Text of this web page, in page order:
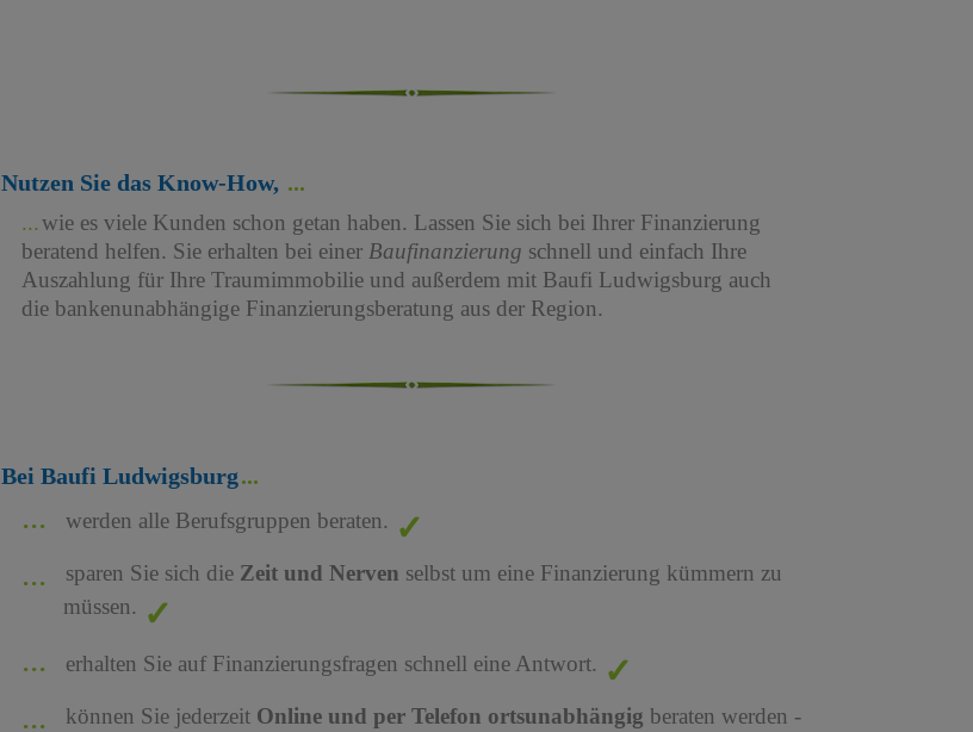
Nutzen Sie das Know-How,
wie es viele Kunden schon getan haben. Lassen Sie sich bei Ihrer Finanzierung
beratend helfen. Sie erhalten bei einerBaufinanzierung schnell und einfach Ihre
Auszahlung für Ihre Traumimmobilie und außerdem mit Baufi Ludwigsburg auch
die bankenunabhängige Finanzierungsberatung aus der Region.
Bei Baufi Ludwigsburg
werden alle Berufsgruppen beraten.
sparen Sie sich die Zeit und Nerven selbst um eine Finanzierung kümmern zu
müssen.
erhalten Sie auf Finanzierungsfragen schnell eine Antwort.
können Sie jederzeit Online und per Telefon ortsunabhängig beraten werden -